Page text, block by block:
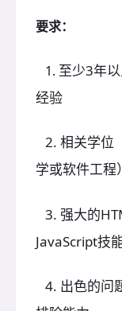
要求：
1. 至少3年
经验
2. 相关学位
学或软件工程）
3. 强大的
JavaScript技
4. 出色的问